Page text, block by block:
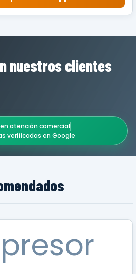
nuestros clientes
en atención comercial
verificadas en Google